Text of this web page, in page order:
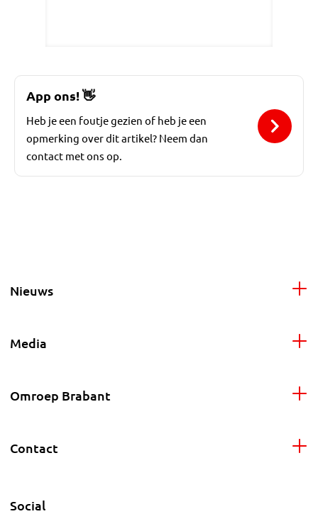
App ons!👋
Heb je een foutje gezien of heb je een
opmerking over dit artikel? Neem dan
contact met ons op.
Nieuws
Media
Omroep Brabant
Contact
Social